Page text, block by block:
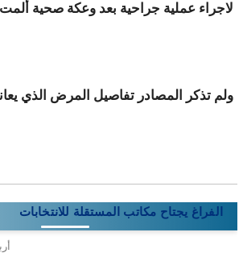
لاجراء عملية جراحية بعد وعكة صحية
ولم تذكر المصادر تفاصيل المرض الذي
الفراغ يجتاح مكاتب المستقلة للانتخابات